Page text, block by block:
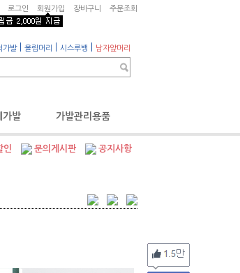
로그인 회원가입 장바구니 주문조회
가발| 올림머리 시스루뱅 남자앞머리
가발 가발관리용품
인 문의게시판 공지사항